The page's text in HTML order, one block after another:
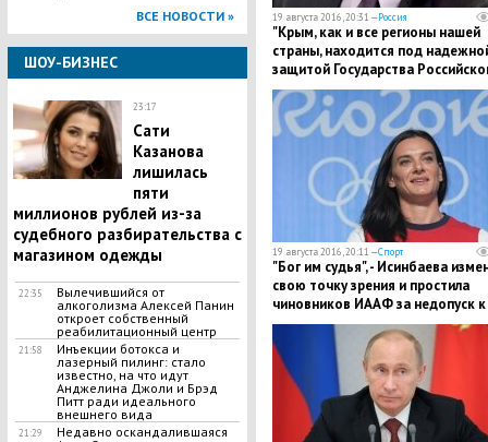
ВСЕ НОВОСТИ »
ШОУ-БИЗНЕС
23:17
Сати
Казанова
лишилась
пяти
миллионов рублей из-за
судебного разбирательства с
магазином одежды
22:35
Вылечившийся от
алкоголизма Алексей Панин
откроет собственный
реабилитационный центр
21:58
Инъекции ботокса и
лазерный пилинг: стало
известно, на что идут
Анджелина Джоли и Брэд
Питт ради идеального
внешнего вида
21:29
Недавно оскандалившаяся
19 августа 2016, 20:31 —Россия
"Крым, как и все регионы нашей
страны, находится под
защитой Государства
– глава Крыма Сергей Аксенов.
19 августа 2016, 20:11 —Спорт
"Бог им судья", - Исинбаева
свою точку зрения и простила
чиновников ИААФ за недопуск